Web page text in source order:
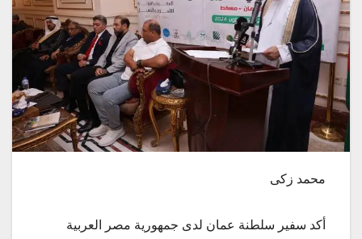
محمد زكى
أكد سفير سلطنة عمان لدى جمهورية مصر العربية